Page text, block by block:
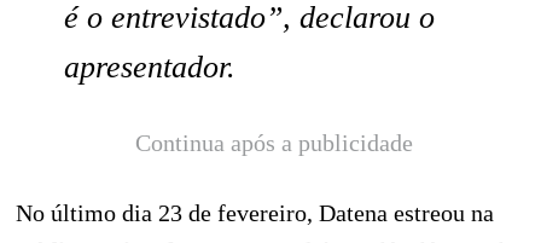
é o entrevistado”, declarou o
apresentador.
Continua após a publicidade
No último dia 23 de fevereiro, Datena estreou na